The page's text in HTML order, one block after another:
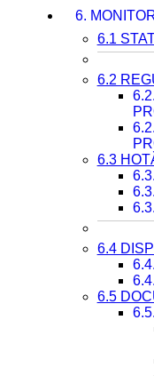
6.
6.1
6.2
6.3
6.4
6.5